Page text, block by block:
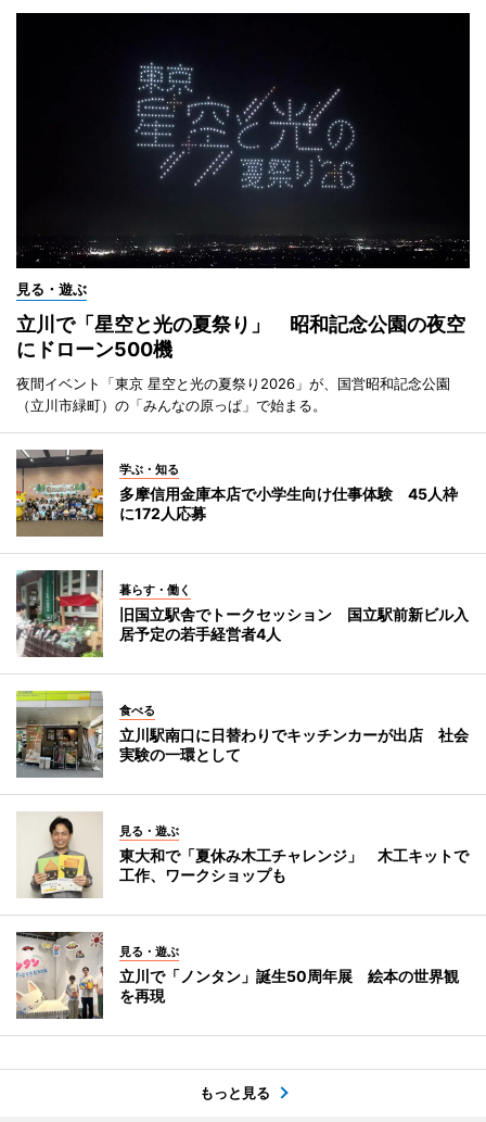
見る・遊ぶ
立川で「星空と光の夏祭り」 昭和記念公園の夜空
にドローン500機
夜間イベント「東京 星空と光の夏祭り2026」が、国営昭和記念公園
（立川市緑町）の「みんなの原っぱ」で始まる。
学ぶ・知る
多摩信用金庫本店で小学生向け仕事体験 45人枠
に172人応募
暮らす・働く
旧国立駅舎でトークセッション 国立駅前新ビル入
居予定の若手経営者4人
食べる
立川駅南口に日替わりでキッチンカーが出店 社会
実験の一環として
見る・遊ぶ
東大和で「夏休み木工チャレンジ」 木工キットで
工作、ワークショップも
見る・遊ぶ
立川で「ノンタン」誕生50周年展 絵本の世界観
を再現
もっと見る